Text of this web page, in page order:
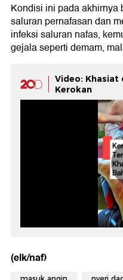
Kondisi ini pada akhirnya
saluran pernafasan dan
infeksi saluran nafas,
gejala seperti demam,
Video: Khasiat
Kerokan
(elk/naf)